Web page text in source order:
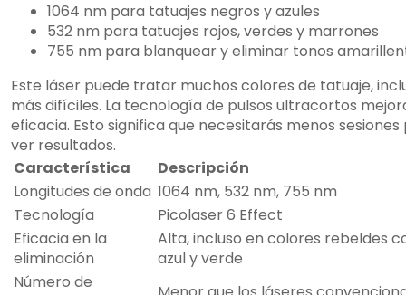
1064 nm para tatuajes negros y azules
532 nm para tatuajes rojos, verdes y marrones
755 nm para blanquear y eliminar tonos
Este láser puede tratar muchos colores de tatuaje,
más difíciles. La tecnología de pulsos ultracortos
eficacia. Esto significa que necesitarás menos sesiones
ver resultados.
Característica
Descripción
Longitudes de onda 1064 nm, 532 nm, 755 nm
Tecnología
Picolaser 6 Effect
Eficacia en la
eliminación
Alta, incluso en colores rebeldes
azul y verde
Número de